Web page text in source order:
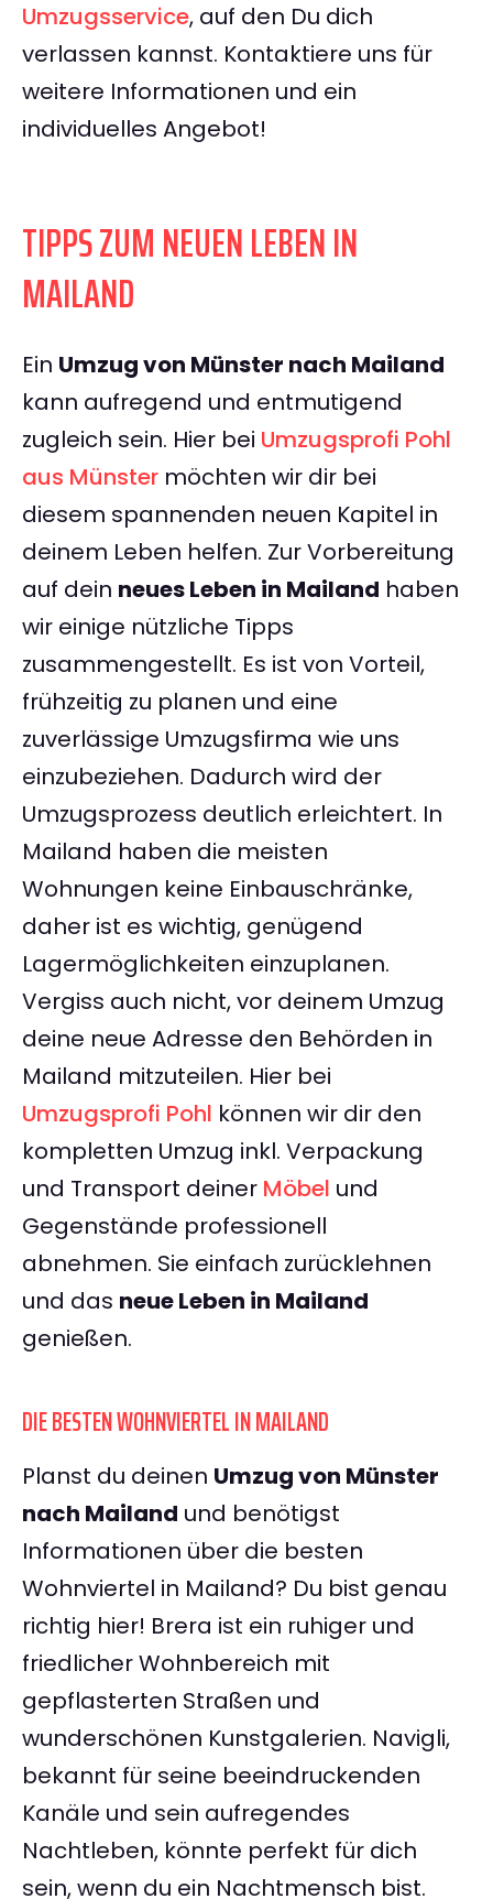
Umzugsservice, auf den Du dich
verlassen kannst. Kontaktiere uns für
weitere Informationen und ein
individuelles Angebot!
TIPPS ZUM NEUEN LEBEN IN
MAILAND
Ein Umzug von Münster nach Mailand
kann aufregend und entmutigend
zugleich sein. Hier bei Umzugsprofi Pohl
aus Münster möchten wir dir bei
diesem spannenden neuen Kapitel in
deinem Leben helfen. Zur Vorbereitung
auf dein neues Leben in Mailand haben
wir einige nützliche Tipps
zusammengestellt. Es ist von Vorteil,
frühzeitig zu planen und eine
zuverlässige Umzugsfirma wie uns
einzubeziehen. Dadurch wird der
Umzugsprozess deutlich erleichtert. In
Mailand haben die meisten
Wohnungen keine Einbauschränke,
daher ist es wichtig, genügend
Lagermöglichkeiten einzuplanen.
Vergiss auch nicht, vor deinem Umzug
deine neue Adresse den Behörden in
Mailand mitzuteilen. Hier bei
Umzugsprofi Pohl können wir dir den
kompletten Umzug inkl. Verpackung
und Transport deiner Möbel und
Gegenstände professionell
abnehmen. Sie einfach zurücklehnen
und das neue Leben in Mailand
genießen.
DIE BESTEN WOHNVIERTEL IN MAILAND
Planst du deinen Umzug von Münster
nach Mailand und benötigst
Informationen über die besten
Wohnviertel in Mailand? Du bist genau
richtig hier! Brera ist ein ruhiger und
friedlicher Wohnbereich mit
gepflasterten Straßen und
wunderschönen Kunstgalerien. Navigli,
bekannt für seine beeindruckenden
Kanäle und sein aufregendes
Nachtleben, könnte perfekt für dich
sein, wenn du ein Nachtmensch bist.